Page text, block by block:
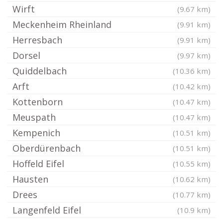
Wirft (9.67 km)
Meckenheim Rheinland (9.91 km)
Herresbach (9.91 km)
Dorsel (9.97 km)
Quiddelbach (10.36 km)
Arft (10.42 km)
Kottenborn (10.47 km)
Meuspath (10.47 km)
Kempenich (10.51 km)
Oberdürenbach (10.51 km)
Hoffeld Eifel (10.55 km)
Hausten (10.62 km)
Drees (10.77 km)
Langenfeld Eifel (10.9 km)